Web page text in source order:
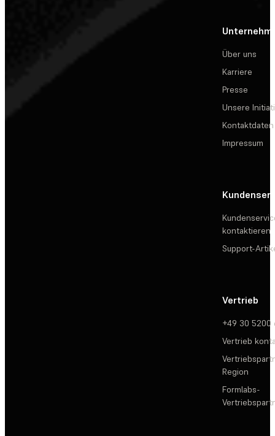
Über uns
Karriere
Presse
Unsere
Kontaktdaten
Impressum
kontaktieren
Support-
Vertrieb
+49 30 5200
Vertrieb
Region
Formlabs-